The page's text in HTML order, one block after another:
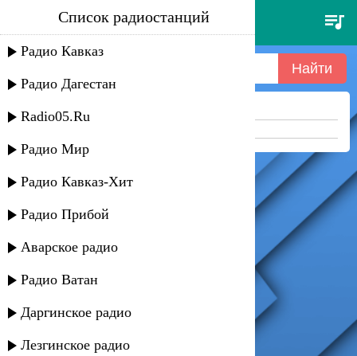
nagart - проклятие шута
Список радиостанций
Радио Кавказ
Радио Дагестан
Radio05.Ru
Радио Мир
Радио Кавказ-Хит
Радио Прибой
Аварское радио
Радио Ватан
Даргинское радио
Лезгинское радио
Ничего не найдено =(